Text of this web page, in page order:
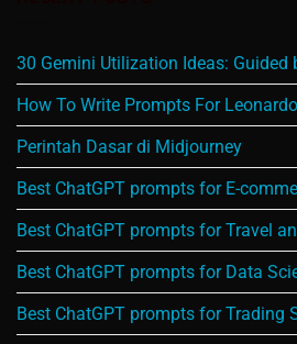
30 Gemini Utilization Ideas: Guided
How To Write Prompts For
Perintah Dasar di Midjourney
Best ChatGPT prompts for E-
Best ChatGPT prompts for Travel
Best ChatGPT prompts for Data
Best ChatGPT prompts for Trading